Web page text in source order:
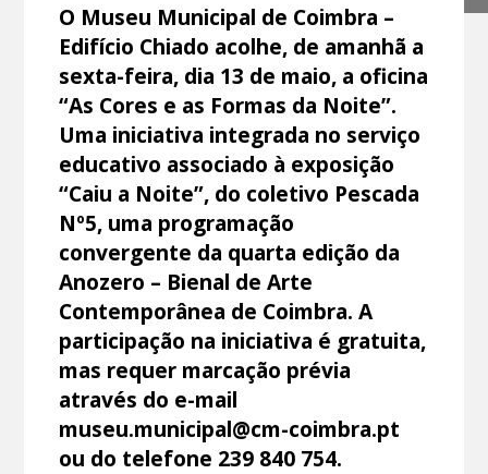
O Museu Municipal de Coimbra –
Edifício Chiado acolhe, de amanhã a
sexta-feira, dia 13 de maio, a oficina
“As Cores e as Formas da Noite”.
Uma iniciativa integrada no serviço
educativo associado à exposição
“Caiu a Noite”, do coletivo Pescada
Nº5, uma programação
convergente da quarta edição da
Anozero – Bienal de Arte
Contemporânea de Coimbra. A
participação na iniciativa é gratuita,
mas requer marcação prévia
através do e-mail
museu.municipal@cm-coimbra.pt
ou do telefone 239 840 754.